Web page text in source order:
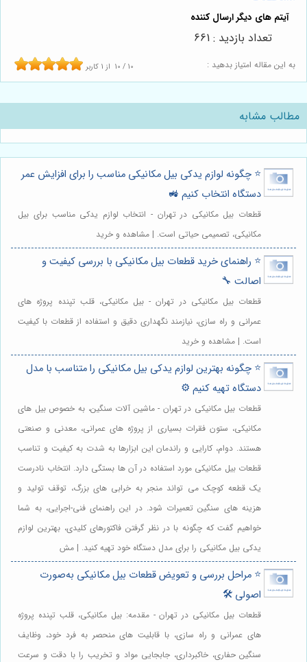
به این مقاله امتیاز بدهید : 10 / 10 از 1 کاربر
تعداد بازدید : 661
مطالب مشابه
⭐️ چگونه لوازم یدکی بیل مکانیکی مناسب را برای افزایش عمر
دستگاه انتخاب کنیم 🚜
قطعات بیل مکانیکی در تهران - انتخاب لوازم یدکی مناسب برای بیل
مکانیکی، تصمیمی حیاتی است. | مشاهده و خرید
⭐️ راهنمای خرید قطعات بیل مکانیکی با بررسی کیفیت و
اصالت 🔧
قطعات بیل مکانیکی در تهران - بیل مکانیکی، قلب تپنده پروژه های
عمرانی و راه سازی، نیازمند نگهداری دقیق و استفاده از قطعات با کیفیت
است. | مشاهده و خرید
⭐️ چگونه بهترین لوازم یدکی بیل مکانیکی را متناسب با مدل
دستگاه تهیه کنیم ⚙️
قطعات بیل مکانیکی در تهران - ماشین آلات سنگین، به خصوص بیل های
مکانیکی، ستون فقرات بسیاری از پروژه های عمرانی، معدنی و صنعتی
هستند. دوام، کارایی و راندمان این ابزارها به شدت به کیفیت و تناسب
قطعات بیل مکانیکی مورد استفاده در آن ها بستگی دارد. انتخاب نادرست
یک قطعه کوچک می تواند منجر به خرابی های بزرگ، توقف تولید و
هزینه های سنگین تعمیرات شود. در این راهنمای فنی-اجرایی، به شما
خواهیم گفت که چگونه با در نظر گرفتن فاکتورهای کلیدی، بهترین لوازم
یدکی بیل مکانیکی را برای مدل دستگاه خود تهیه کنید. | مش
⭐️ مراحل بررسی و تعویض قطعات بیل مکانیکی به‌صورت
اصولی 🛠️
قطعات بیل مکانیکی در تهران - مقدمه: بیل مکانیکی، قلب تپنده پروژه
های عمرانی و راه سازی، با قابلیت های منحصر به فرد خود، وظایف
سنگین حفاری، خاکبرداری، جابجایی مواد و تخریب را با دقت و سرعت